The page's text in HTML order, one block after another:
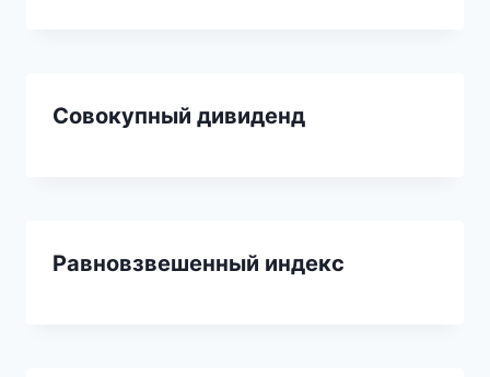
Совокупный дивиденд
Равновзвешенный индекс